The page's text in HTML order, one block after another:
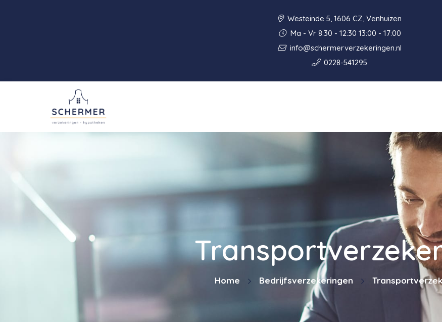
Westeinde 5, 1606 CZ, Venhuizen
Ma - Vr 8:30 - 12:30 13:00 - 17:00
info@schermerverzekeringen.nl
0228-541295
Home Bedrijfsverzekeringen